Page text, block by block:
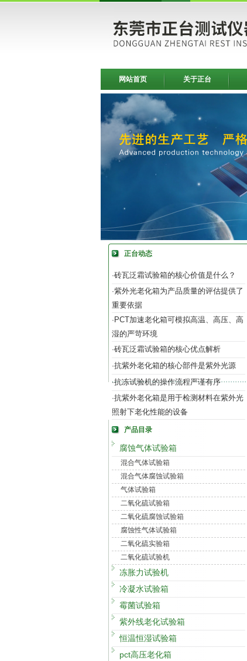
网站首页 关于正台
正台动态
·砖瓦泛霜试验箱的核心价值是什么？
·紫外光老化箱为产品质量的评估提供了
重要依据
· PCT加速老化箱可模拟高温、高压、高
湿的严苛环境
·砖瓦泛霜试验箱的核心优点解析
·抗紫外老化箱的核心部件是紫外光源
·抗冻试验机的操作流程严谨有序
·抗紫外老化箱是用于检测材料在紫外光
照射下老化性能的设备
产品目录
腐蚀气体试验箱
混合气体试验箱
混合气体腐蚀试验箱
气体试验箱
二氧化硫试验箱
二氧化硫腐蚀试验箱
腐蚀性气体试验箱
二氧化硫实验箱
二氧化硫试验机
冻胀力试验机
冷凝水试验箱
霉菌试验箱
紫外线老化试验箱
恒温恒湿试验箱
pct高压老化箱